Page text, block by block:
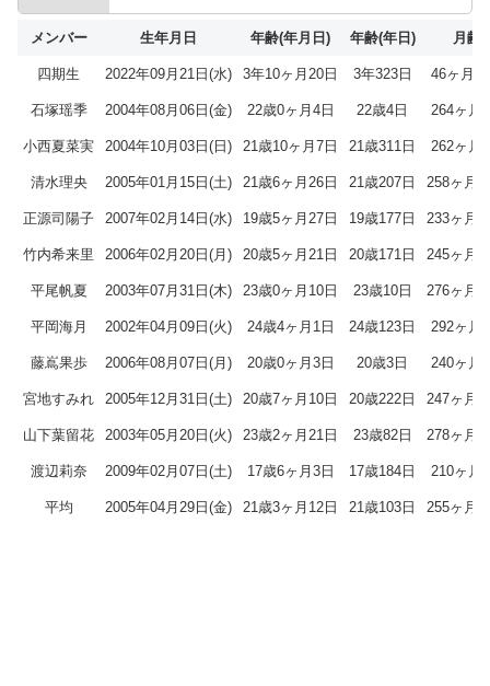
メンバー 生年月日 年齢(年月日) 年齢(年日) 月齢
四期生 2022年09月21日(水) 3年10ヶ月20日 3年323日 46ヶ月
石塚瑶季 2004年08月06日(金) 22歳0ヶ月4日 22歳4日 264ヶ月
小西夏菜実 2004年10月03日(日) 21歳10ヶ月7日 21歳311日 262ヶ月
清水理央 2005年01月15日(土) 21歳6ヶ月26日 21歳207日 258ヶ月
正源司陽子 2007年02月14日(水) 19歳5ヶ月27日 19歳177日 233ヶ月
竹内希来里 2006年02月20日(月) 20歳5ヶ月21日 20歳171日 245ヶ月
平尾帆夏 2003年07月31日(木) 23歳0ヶ月10日 23歳10日 276ヶ月
平岡海月 2002年04月09日(火) 24歳4ヶ月1日 24歳123日 292ヶ月
藤嶌果歩 2006年08月07日(月) 20歳0ヶ月3日 20歳3日 240ヶ月
宮地すみれ 2005年12月31日(土) 20歳7ヶ月10日 20歳222日 247ヶ月
山下葉留花 2003年05月20日(火) 23歳2ヶ月21日 23歳82日 278ヶ月
渡辺莉奈 2009年02月07日(土) 17歳6ヶ月3日 17歳184日 210ヶ月
平均 2005年04月29日(金) 21歳3ヶ月12日 21歳103日 255ヶ月